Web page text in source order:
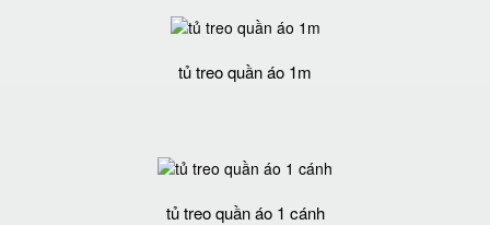
tủ treo quần áo 1m
tủ treo quần áo 1 cánh